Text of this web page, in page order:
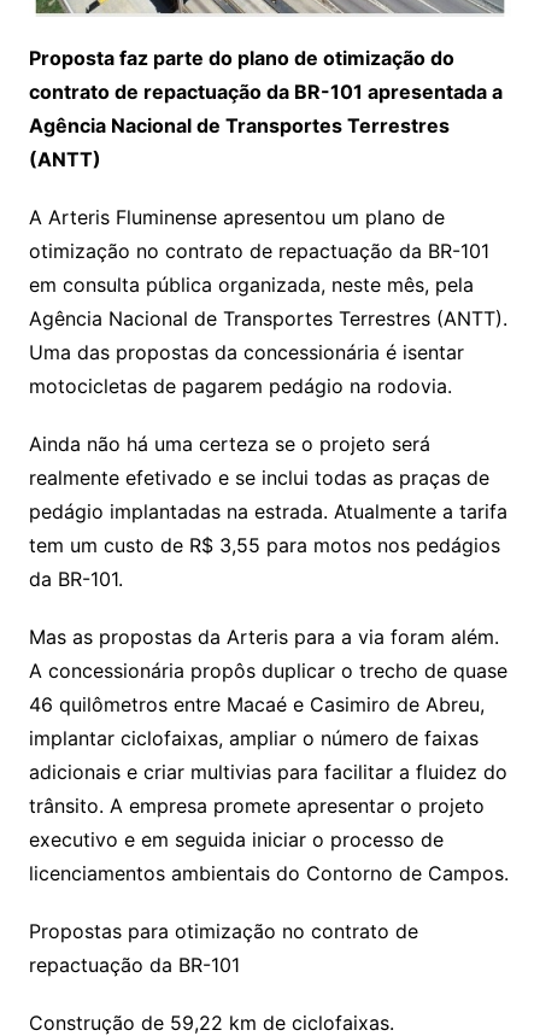
Proposta faz parte do plano de otimização do
contrato de repactuação da BR-101 apresentada a
Agência Nacional de Transportes Terrestres
(ANTT)
A Arteris Fluminense apresentou um plano de
otimização no contrato de repactuação da BR-101
em consulta pública organizada, neste mês, pela
Agência Nacional de Transportes Terrestres (ANTT).
Uma das propostas da concessionária é isentar
motocicletas de pagarem pedágio na rodovia.
Ainda não há uma certeza se o projeto será
realmente efetivado e se inclui todas as praças de
pedágio implantadas na estrada. Atualmente a tarifa
tem um custo de R$ 3,55 para motos nos pedágios
da BR-101.
Mas as propostas da Arteris para a via foram além.
A concessionária propôs duplicar o trecho de quase
46 quilômetros entre Macaé e Casimiro de Abreu,
implantar ciclofaixas, ampliar o número de faixas
adicionais e criar multivias para facilitar a fluidez do
trânsito. A empresa promete apresentar o projeto
executivo e em seguida iniciar o processo de
licenciamentos ambientais do Contorno de Campos.
Propostas para otimização no contrato de
repactuação da BR-101
Construção de 59,22 km de ciclofaixas.